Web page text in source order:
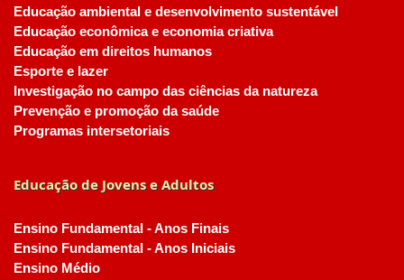
Educação ambiental e desenvolvimento sustentável
Educação econômica e economia criativa
Educação em direitos humanos
Esporte e lazer
Investigação no campo das ciências da natureza
Prevenção e promoção da saúde
Programas intersetoriais
Educação de Jovens e Adultos
Ensino Fundamental - Anos Finais
Ensino Fundamental - Anos Iniciais
Ensino Médio